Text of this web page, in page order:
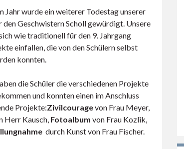
Jahr wurde ein weiterer Todestag unserer
den Geschwistern Scholl gewürdigt. Unsere
wie traditionell für den 9. Jahrgang
einfallen, die von den Schülern selbst
konnten.
die Schüler die verschiedenen Projekte
und konnten einen im Anschluss
Projekte:Zivilcouragevon Frau Meyer,
Herr Kausch, Fotoalbum von Frau Kozlik,
durch Kunst von Frau Fischer.